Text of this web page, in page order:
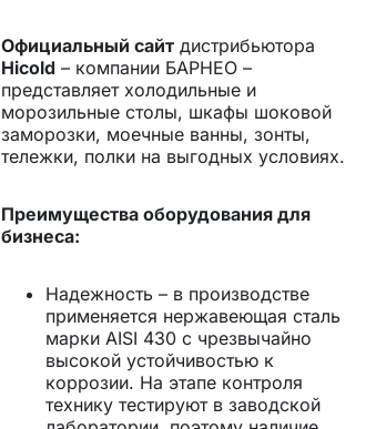
Официальный сайт дистрибьютора
Hicold – компании БАРНЕО –
представляет холодильные и
морозильные столы, шкафы шоковой
заморозки, моечные ванны, зонты,
тележки, полки на выгодных условиях.
Преимущества оборудования для
бизнеса:
Надежность – в производстве
применяется нержавеющая сталь
марки AISI 430 с чрезвычайно
высокой устойчивостью к
коррозии. На этапе контроля
технику тестируют в заводской